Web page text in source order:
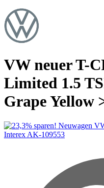
VW neuer T-
Limited 1.5
Grape Yellow